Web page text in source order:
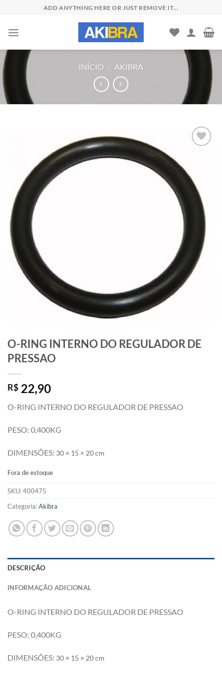
content
ADD ANYTHING HERE OR JUST REMOVE IT...
INÍCIO / AKIBRA
O-RING INTERNO DO REGULADOR DE
PRESSAO
R$ 22,90
O-RING INTERNO DO REGULADOR DE PRESSAO
PESO: 0,400KG
DIMENSÕES: 30 × 15 × 20 cm
Fora de estoque
SKU:400475
Categoria:Akibra
DESCRIÇÃO
INFORMAÇÃO ADICIONAL
O-RING INTERNO DO REGULADOR DE PRESSAO
PESO: 0,400KG
DIMENSÕES: 30 × 15 × 20 cm